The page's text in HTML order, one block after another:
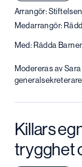
Arrangör:
Medarrangör:
Med: Rädda
Modereras av
Killars
trygghet